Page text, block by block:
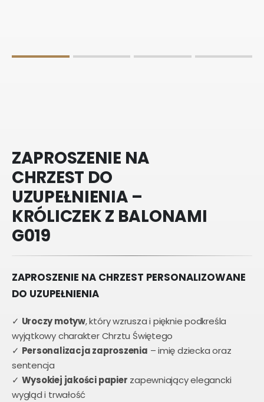
ZAPROSZENIE NA
CHRZEST DO
UZUPEŁNIENIA –
KRÓLICZEK Z BALONAMI
G019
ZAPROSZENIE NA CHRZEST PERSONALIZOWANE
DO UZUPEŁNIENIA
✓ Uroczy motyw, który wzrusza i pięknie podkreśla
wyjątkowy charakter Chrztu Świętego
✓ Personalizacja zaproszenia – imię dziecka oraz
sentencja
✓ Wysokiej jakości papier zapewniający elegancki
wygląd i trwałość